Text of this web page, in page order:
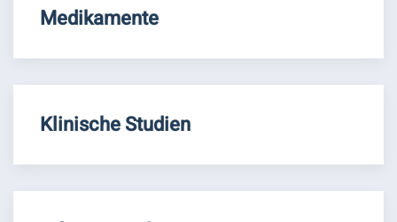
Medikamente
Klinische Studien